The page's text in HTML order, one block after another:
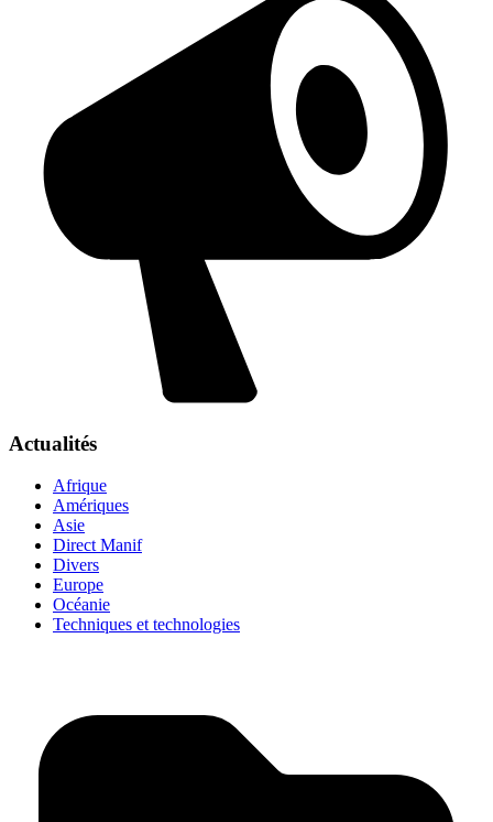
Actualités
Afrique
Amériques
Asie
Direct Manif
Divers
Europe
Océanie
Techniques et technologies